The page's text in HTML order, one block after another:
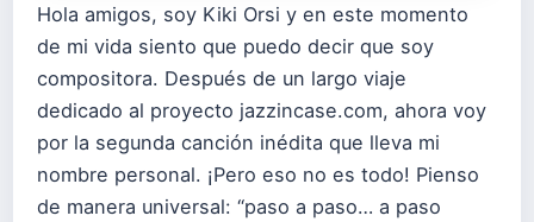
Hola amigos, soy Kiki Orsi y en este momento
de mi vida siento que puedo decir que soy
compositora. Después de un largo viaje
dedicado al proyecto jazzincase.com, ahora voy
por la segunda canción inédita que lleva mi
nombre personal. ¡Pero eso no es todo! Pienso
de manera universal: “paso a paso… a paso